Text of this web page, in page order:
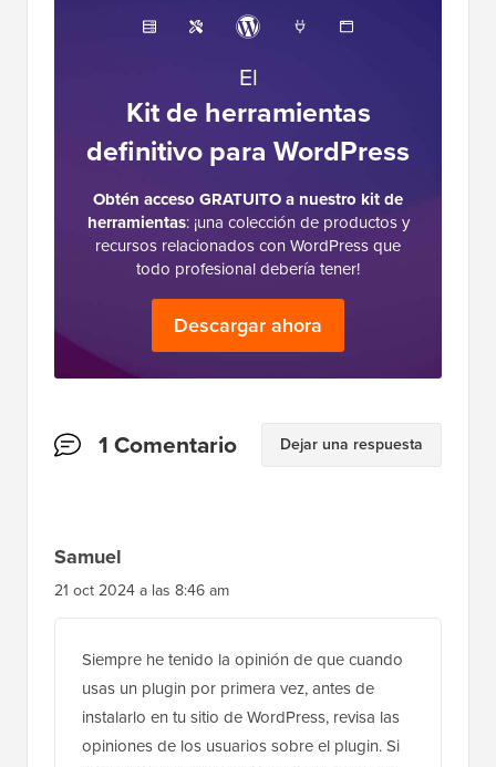
El
Kit de herramientas
definitivo para WordPress
Obtén acceso GRATUITO a nuestro kit de
herramientas: ¡una colección de productos y
recursos relacionados con WordPress que
todo profesional debería tener!
Descargar ahora
Interacciones
1 Comentario Dejar una respuesta
Samuel
21 oct 2024 a las 8:46 am
Siempre he tenido la opinión de que cuando
usas un plugin por primera vez, antes de
instalarlo en tu sitio de WordPress, revisa las
opiniones de los usuarios sobre el plugin. Si